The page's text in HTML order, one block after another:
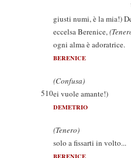
Ubbidirò.
giusti numi, è la mia!)
eccelsa Berenice,
ogni alma è adoratrice.
BERENICE
(Aimè,
(Confusa)
510ei vuole amante!)
DEMETRIO
Ognun che
(Tenero)
solo a fissarti in volto...